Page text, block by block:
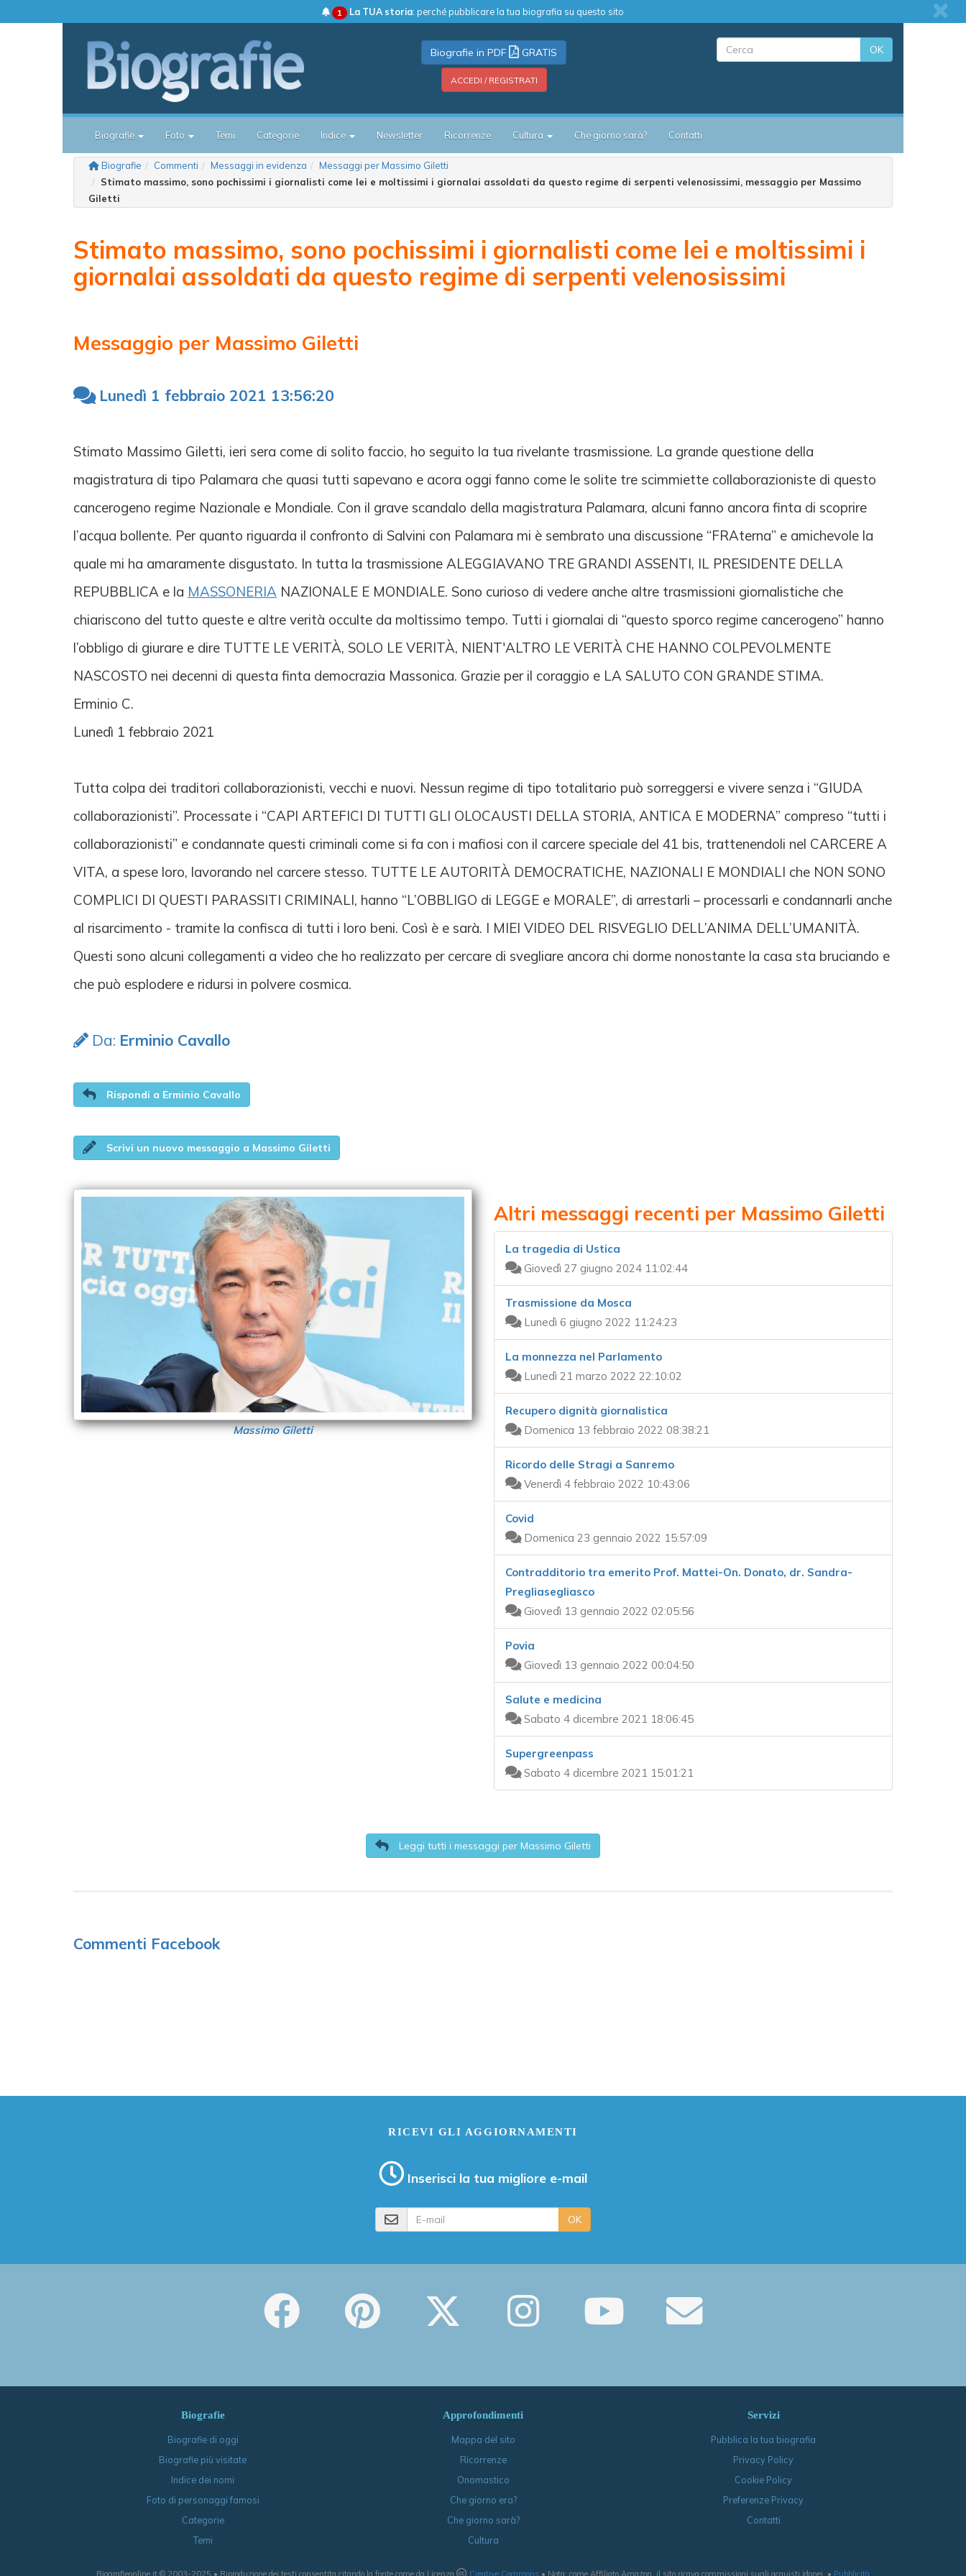
1 La TUA storia: perché pubblicare la tua biografia su questo sito
Biografie in PDF GRATIS
ACCEDI / REGISTRATI
OK
Biografie Foto Temi Categorie Indice Newsletter Ricorrenze Cultura Che giorno sarà? Contatti
Biografie Commenti Messaggi in evidenza
Messaggi per Massimo Giletti
Stimato massimo, sono pochissimi i giornalisti come lei e moltissimi i giornalai assoldati da questo regime di serpenti velenosissimi, messaggio per Massimo
Giletti
Stimato massimo, sono pochissimi i giornalisti come lei e moltissimi i
giornalai assoldati da questo regime di serpenti velenosissimi
Messaggio per Massimo Giletti
Lunedì 1 febbraio 2021 13:56:20
Stimato Massimo Giletti, ieri sera come di solito faccio, ho seguito la tua rivelante trasmissione. La grande questione della
magistratura di tipo Palamara che quasi tutti sapevano e acora oggi fanno come le solite tre scimmiette collaborazioniste di questo
cancerogeno regime Nazionale e Mondiale. Con il grave scandalo della magistratura Palamara, alcuni fanno ancora finta di scoprire
l’acqua bollente. Per quanto riguarda il confronto di Salvini con Palamara mi è sembrato una discussione “FRAterna” e amichevole la
quale mi ha amaramente disgustato. In tutta la trasmissione ALEGGIAVANO TRE GRANDI ASSENTI, IL PRESIDENTE DELLA
REPUBBLICA e la MASSONERIA NAZIONALE E MONDIALE. Sono curioso di vedere anche altre trasmissioni giornalistiche che
chiariscono del tutto queste e altre verità occulte da moltissimo tempo. Tutti i giornalai di “questo sporco regime cancerogeno” hanno
l’obbligo di giurare e dire TUTTE LE VERITÀ, SOLO LE VERITÀ, NIENT'ALTRO LE VERITÀ CHE HANNO COLPEVOLMENTE
NASCOSTO nei decenni di questa finta democrazia Massonica. Grazie per il coraggio e LA SALUTO CON GRANDE STIMA.
Erminio C.
Lunedì 1 febbraio 2021
Tutta colpa dei traditori collaborazionisti, vecchi e nuovi. Nessun regime di tipo totalitario può sorreggersi e vivere senza i “GIUDA
collaborazionisti”. Processate i “CAPI ARTEFICI DI TUTTI GLI OLOCAUSTI DELLA STORIA, ANTICA E MODERNA” compreso “tutti i
collaborazionisti” e condannate questi criminali come si fa con i mafiosi con il carcere speciale del 41 bis, trattenendoli nel CARCERE A
VITA, a spese loro, lavorando nel carcere stesso. TUTTE LE AUTORITÀ DEMOCRATICHE, NAZIONALI E MONDIALI che NON SONO
COMPLICI DI QUESTI PARASSITI CRIMINALI, hanno “L’OBBLIGO di LEGGE e MORALE”, di arrestarli – processarli e condannarli anche
al risarcimento - tramite la confisca di tutti i loro beni. Così è e sarà. I MIEI VIDEO DEL RISVEGLIO DELL’ANIMA DELL’UMANITÀ.
Questi sono alcuni collegamenti a video che ho realizzato per cercare di svegliare ancora chi dorme nonostante la casa sta bruciando e
che può esplodere e ridursi in polvere cosmica.
Da: Erminio Cavallo
Rispondi a Erminio Cavallo
Scrivi un nuovo messaggio a Massimo Giletti
Massimo Giletti
Altri messaggi recenti per Massimo Giletti
La tragedia di Ustica
Giovedì 27 giugno 2024 11:02:44
Trasmissione da Mosca
Lunedì 6 giugno 2022 11:24:23
La monnezza nel Parlamento
Lunedì 21 marzo 2022 22:10:02
Recupero dignità giornalistica
Domenica 13 febbraio 2022 08:38:21
Ricordo delle Stragi a Sanremo
Venerdì 4 febbraio 2022 10:43:06
Covid
Domenica 23 gennaio 2022 15:57:09
Contradditorio tra emerito Prof. Mattei-On. Donato, dr. Sandra-
Pregliasegliasco
Giovedì 13 gennaio 2022 02:05:56
Povia
Giovedì 13 gennaio 2022 00:04:50
Salute e medicina
Sabato 4 dicembre 2021 18:06:45
Supergreenpass
Sabato 4 dicembre 2021 15:01:21
Leggi tutti i messaggi per Massimo Giletti
Commenti Facebook
RICEVI GLI AGGIORNAMENTI
Inserisci la tua migliore e-mail
OK
Biografie
Biografie di oggi
Biografie più visitate
Indice dei nomi
Foto di personaggi famosi
Categorie
Temi
Approfondimenti
Mappa del sito
Ricorrenze
Onomastico
Che giorno era?
Che giorno sarà?
Cultura
Servizi
Pubblica la tua biografia
Privacy Policy
Cookie Policy
Preferenze Privacy
Contatti
Biografieonline.it © 2003-2025 • Riproduzione dei testi consentita citando la fonte come da Licenza Creative Commons • Nota: come Affiliato Amazon, il sito ricava commissioni sugli acquisti idonei. • Pubblicità